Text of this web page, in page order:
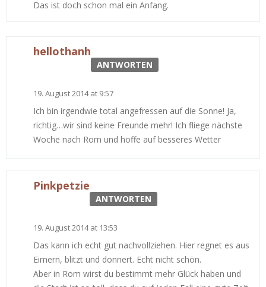
Das ist doch schon mal ein Anfang.
hellothanh
ANTWORTEN
19. August 2014 at 9:57
Ich bin irgendwie total angefressen auf die Sonne! Ja,
richtig…wir sind keine Freunde mehr! Ich fliege nächste
Woche nach Rom und hoffe auf besseres Wetter
Pinkpetzie
ANTWORTEN
19. August 2014 at 13:53
Das kann ich echt gut nachvollziehen. Hier regnet es aus
Eimern, blitzt und donnert. Echt nicht schön.
Aber in Rom wirst du bestimmt mehr Glück haben und